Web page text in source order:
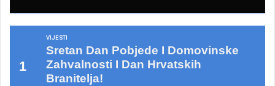
VIJESTI
Sretan Dan Pobjede I Domovinske
Zahvalnosti I Dan Hrvatskih
Branitelja!